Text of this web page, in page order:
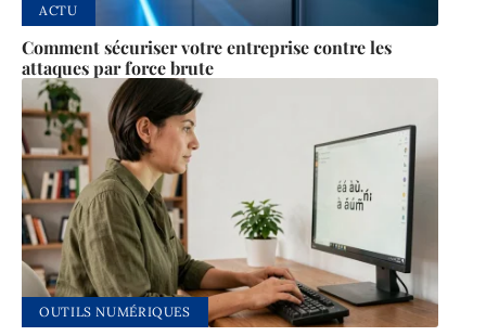
ACTU
Comment sécuriser votre entreprise contre les
attaques par force brute
OUTILS NUMÉRIQUES